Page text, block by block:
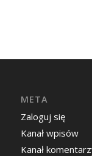
META
Zaloguj się
Kanał wpisów
Kanał